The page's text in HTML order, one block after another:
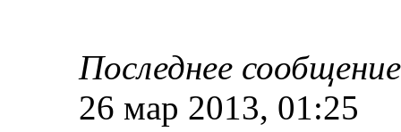
Последнее
26 мар 2013, 01:25